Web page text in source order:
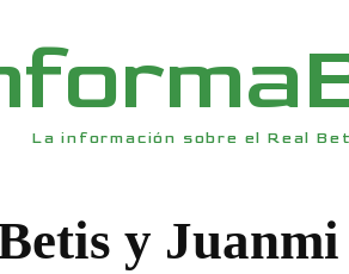
La información sobre el Real
y